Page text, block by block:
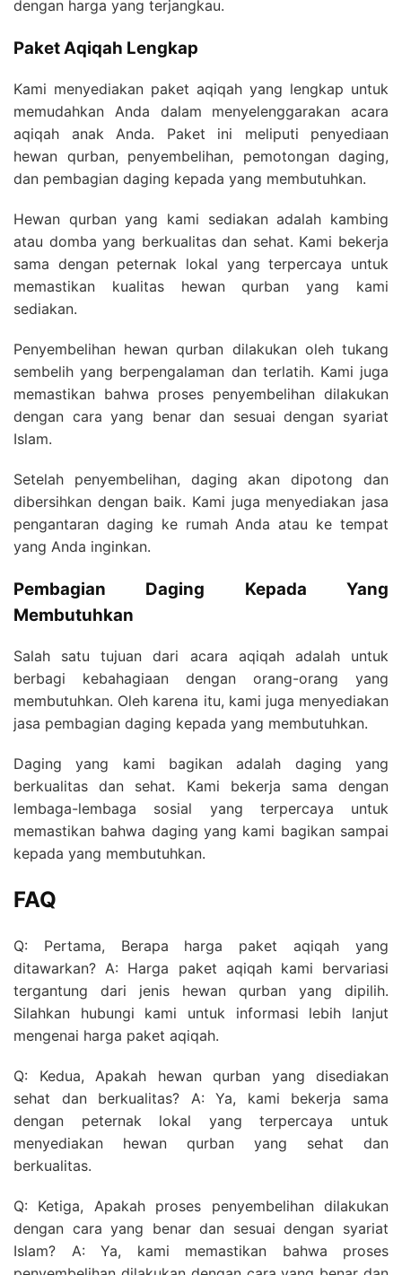
dengan harga yang terjangkau.
Paket Aqiqah Lengkap
Kami menyediakan paket aqiqah yang lengkap untuk
memudahkan Anda dalam menyelenggarakan acara
aqiqah anak Anda. Paket ini meliputi penyediaan
hewan qurban, penyembelihan, pemotongan daging,
dan pembagian daging kepada yang membutuhkan.
Hewan qurban yang kami sediakan adalah kambing
atau domba yang berkualitas dan sehat. Kami bekerja
sama dengan peternak lokal yang terpercaya untuk
memastikan kualitas hewan qurban yang kami
sediakan.
Penyembelihan hewan qurban dilakukan oleh tukang
sembelih yang berpengalaman dan terlatih. Kami juga
memastikan bahwa proses penyembelihan dilakukan
dengan cara yang benar dan sesuai dengan syariat
Islam.
Setelah penyembelihan, daging akan dipotong dan
dibersihkan dengan baik. Kami juga menyediakan jasa
pengantaran daging ke rumah Anda atau ke tempat
yang Anda inginkan.
Pembagian Daging Kepada Yang
Membutuhkan
Salah satu tujuan dari acara aqiqah adalah untuk
berbagi kebahagiaan dengan orang-orang yang
membutuhkan. Oleh karena itu, kami juga menyediakan
jasa pembagian daging kepada yang membutuhkan.
Daging yang kami bagikan adalah daging yang
berkualitas dan sehat. Kami bekerja sama dengan
lembaga-lembaga sosial yang terpercaya untuk
memastikan bahwa daging yang kami bagikan sampai
kepada yang membutuhkan.
FAQ
Q: Pertama, Berapa harga paket aqiqah yang
ditawarkan? A: Harga paket aqiqah kami bervariasi
tergantung dari jenis hewan qurban yang dipilih.
Silahkan hubungi kami untuk informasi lebih lanjut
mengenai harga paket aqiqah.
Q: Kedua, Apakah hewan qurban yang disediakan
sehat dan berkualitas? A: Ya, kami bekerja sama
dengan peternak lokal yang terpercaya untuk
menyediakan hewan qurban yang sehat dan
berkualitas.
Q: Ketiga, Apakah proses penyembelihan dilakukan
dengan cara yang benar dan sesuai dengan syariat
Islam? A: Ya, kami memastikan bahwa proses